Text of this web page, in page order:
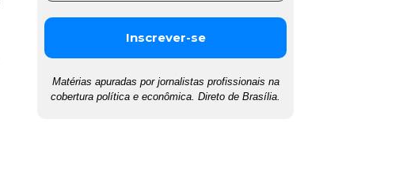
Matérias apuradas por jornalistas profissionais na
cobertura política e econômica. Direto de Brasília.